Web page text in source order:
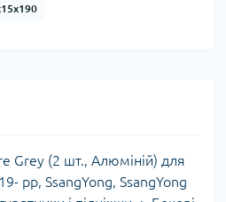
Grey (2 шт., Алюміній) для
рр, SsangYong, SsangYong